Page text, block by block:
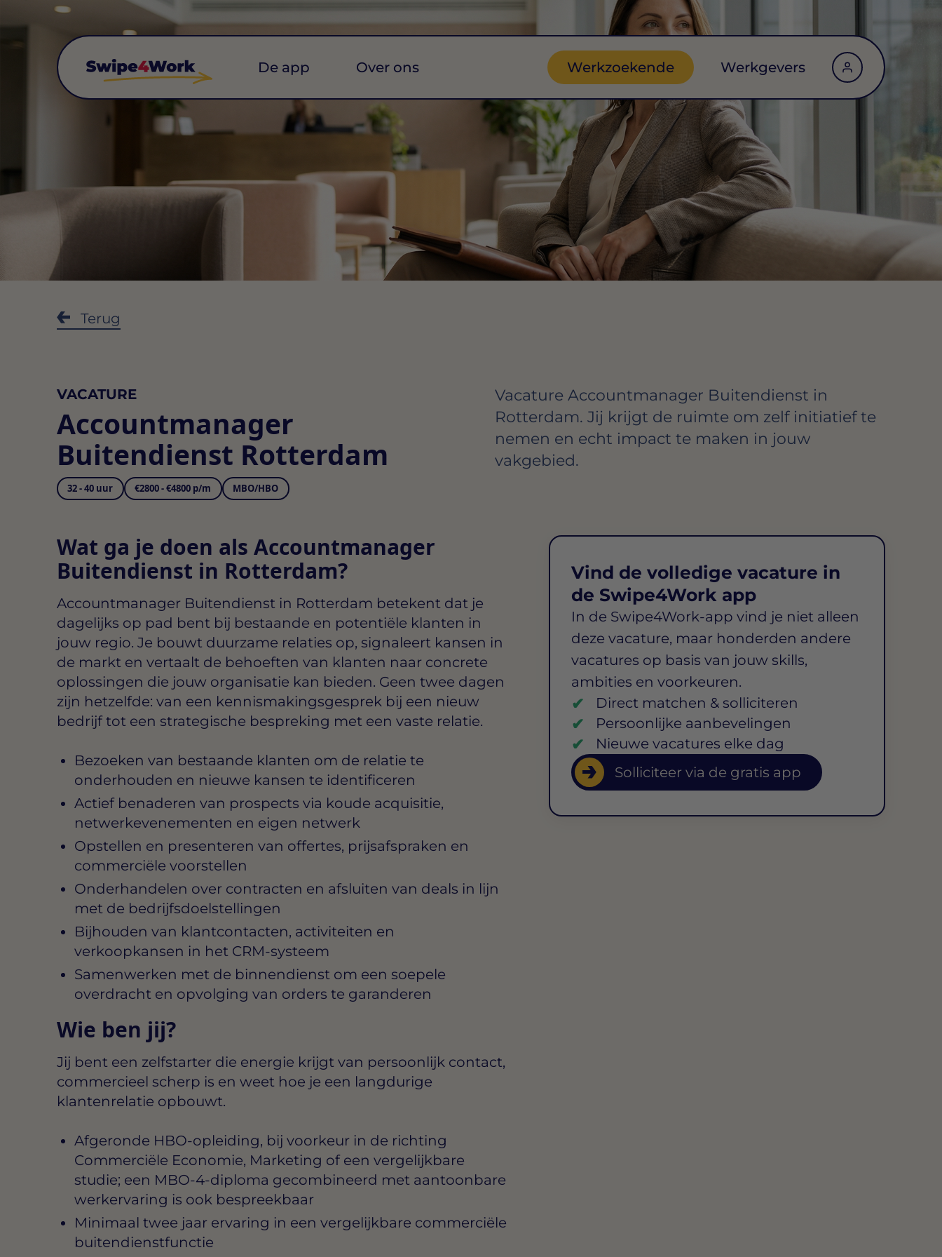
De app Over ons Werkzoekende Werkgevers
Terug
VACATURE
Accountmanager
Buitendienst Rotterdam
32 - 40 uur €2800 - €4800 p/m MBO/HBO
Vacature Accountmanager Buitendienst in
Rotterdam. Jij krijgt de ruimte om zelf initiatief te
nemen en echt impact te maken in jouw
vakgebied.
Wat ga je doen als Accountmanager
Buitendienst in Rotterdam?
Accountmanager Buitendienst in Rotterdam betekent dat je
dagelijks op pad bent bij bestaande en potentiële klanten in
jouw regio. Je bouwt duurzame relaties op, signaleert kansen in
de markt en vertaalt de behoeften van klanten naar concrete
oplossingen die jouw organisatie kan bieden. Geen twee dagen
zijn hetzelfde: van een kennismakingsgesprek bij een nieuw
bedrijf tot een strategische bespreking met een vaste relatie.
Bezoeken van bestaande klanten om de relatie te
onderhouden en nieuwe kansen te identificeren
Actief benaderen van prospects via koude acquisitie,
netwerkevenementen en eigen netwerk
Opstellen en presenteren van offertes, prijsafspraken en
commerciële voorstellen
Onderhandelen over contracten en afsluiten van deals in lijn
met de bedrijfsdoelstellingen
Bijhouden van klantcontacten, activiteiten en
verkoopkansen in het CRM-systeem
Samenwerken met de binnendienst om een soepele
overdracht en opvolging van orders te garanderen
Wie ben jij?
Jij bent een zelfstarter die energie krijgt van persoonlijk contact,
commercieel scherp is en weet hoe je een langdurige
klantenrelatie opbouwt.
Afgeronde HBO-opleiding, bij voorkeur in de richting
Commerciële Economie, Marketing of een vergelijkbare
studie; een MBO-4-diploma gecombineerd met aantoonbare
werkervaring is ook bespreekbaar
Minimaal twee jaar ervaring in een vergelijkbare commerciële
buitendienstfunctie
Vind de volledige vacature in
de Swipe4Work app
In de Swipe4Work-app vind je niet alleen
deze vacature, maar honderden andere
vacatures op basis van jouw skills,
ambities en voorkeuren.
Direct matchen & solliciteren
Persoonlijke aanbevelingen
Nieuwe vacatures elke dag
Solliciteer via de gratis app